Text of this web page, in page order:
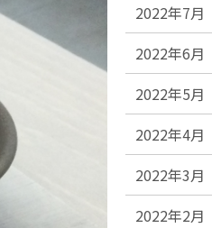
2022年7月
2022年6月
2022年5月
2022年4月
2022年3月
2022年2月